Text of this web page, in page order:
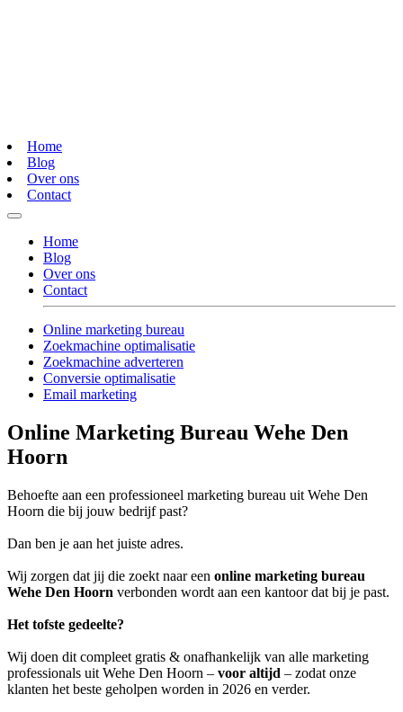
Home
Blog
Over ons
Contact
Home
Blog
Over ons
Contact
Online marketing bureau
Zoekmachine optimalisatie
Zoekmachine adverteren
Conversie optimalisatie
Email marketing
Online Marketing Bureau Wehe Den
Hoorn
Behoefte aan een professioneel marketing bureau uit Wehe Den
Hoorn die bij jouw bedrijf past?
Dan ben je aan het juiste adres.
Wij zorgen dat jij die zoekt naar een online marketing bureau
Wehe Den Hoorn verbonden wordt aan een kantoor dat bij je past.
Het tofste gedeelte?
Wij doen dit compleet gratis & onafhankelijk van alle marketing
professionals uit Wehe Den Hoorn – voor altijd – zodat onze
klanten het beste geholpen worden in 2026 en verder.